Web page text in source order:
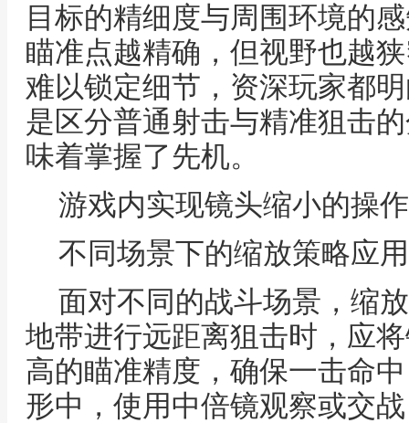
目标的精细度与周围环境的
瞄准点越精确，但视野也越
难以锁定细节，资深玩家都
是区分普通射击与精准狙击
味着掌握了先机。
游戏内实现镜头缩小的操
不同场景下的缩放策略应用
面对不同的战斗场景，缩
地带进行远距离狙击时，应
高的瞄准精度，确保一击命
形中，使用中倍镜观察或交